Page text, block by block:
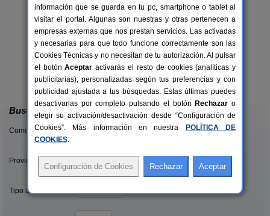
14 pers.
desde16 €
La Noria de Los Escullos
San José (Almería)
Buscar
Comunidades:
Provincias/Islas:
Tipo alquiler:
información que se guarda en tu pc, smartphone o tablet al
visitar el portal. Algunas son nuestras y otras pertenecen a
empresas externas que nos prestan servicios. Las activadas
y necesarias para que todo funcione correctamente son las
Cookies Técnicas y no necesitan de tu autorización. Al pulsar
el botónAceptar activarás el resto de cookies (analíticas y
publicitarias), personalizadas según tus preferencias y con
publicidad ajustada a tus búsquedas. Estas últimas puedes
desactivarlas por completo pulsando el botón Rechazar o
elegir su activación/desactivación desde “Configuración de
Cookies”. Más información en nuestra
POLÍTICA DE
COOKIES.